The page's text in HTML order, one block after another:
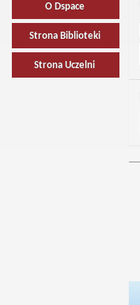
O Dspace
Strona Biblioteki
Strona Uczelni